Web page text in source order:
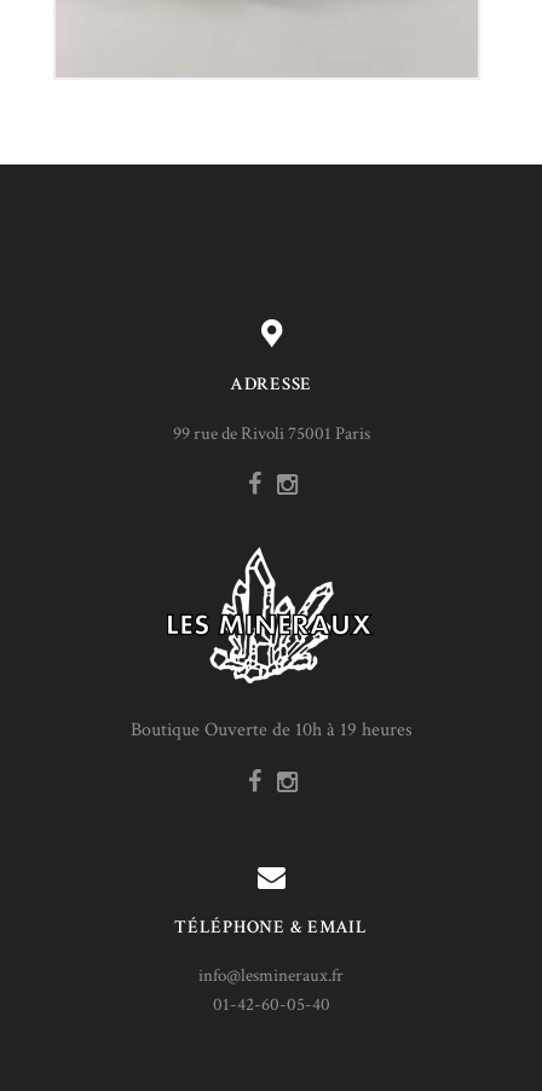
ADRESSE
99 rue de Rivoli 75001 Paris
Boutique Ouverte de 10h à 19 heures
TÉLÉPHONE & EMAIL
info@lesmineraux.fr
01-42-60-05-40